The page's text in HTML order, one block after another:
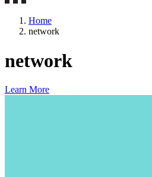
Home
network
network
Learn More